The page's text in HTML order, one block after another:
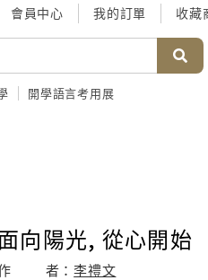
會員中心 我的訂單 收藏
開學語言考用展
向陽光, 從心開始
者：李禮文